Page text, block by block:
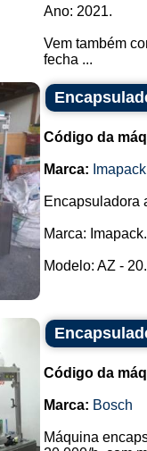
Ano: 2021.
Vem também
fecha ...
Código da
Marca: Imapack
Encapsuladora
Marca: Imapack.
Modelo: AZ -
Código da
Marca: Bosch
Máquina